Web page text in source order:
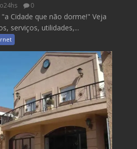
0
Cidade que não dorme!" Veja
serviços, utilidades,...